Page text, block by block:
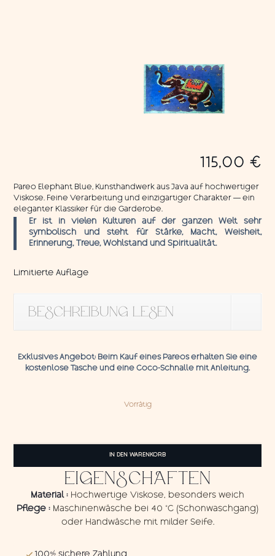
115,00 €
Pareo Elephant Blue, Kunsthandwerk aus Java auf hochwertiger
Viskose. Feine Verarbeitung und einzigartiger Charakter — ein
eleganter Klassiker für die Garderobe.
Er ist in vielen Kulturen auf der ganzen Welt sehr
symbolisch und steht für Stärke, Macht, Weisheit,
Erinnerung, Treue, Wohlstand und Spiritualität.
Limitierte Auflage
BESCHREIBUNG LESEN
Exklusives Angebot: Beim Kauf eines Pareos erhalten Sie eine
kostenlose Tasche und eine Coco-Schnalle mitAnleitung.
Vorrätig
Blue
Menge
IN DEN WARENKORB
EIGENSCHAFTEN
Material : Hochwertige Viskose, besonders weich
Pflege : Maschinenwäsche bei 40 °C (Schonwaschgang)
oder Handwäsche mit milder Seife.